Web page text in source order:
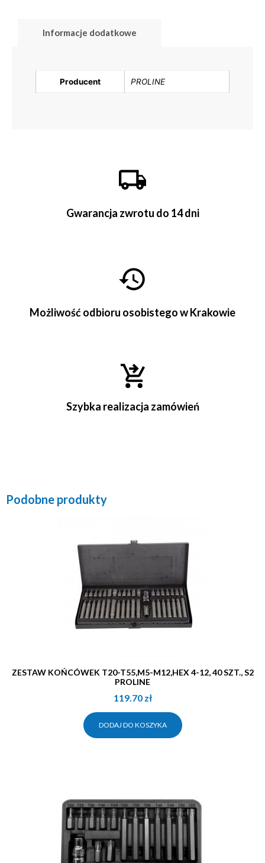
Informacje dodatkowe
Producent PROLINE
Gwarancja zwrotu do 14 dni
Możliwość odbioru osobistego w Krakowie
Szybka realizacja zamówień
Podobne produkty
ZESTAW KOŃCÓWEK T20-T55,M5-M12,HEX 4-12, 40 SZT., S2
PROLINE
119.70 zł
DODAJ DO KOSZYKA